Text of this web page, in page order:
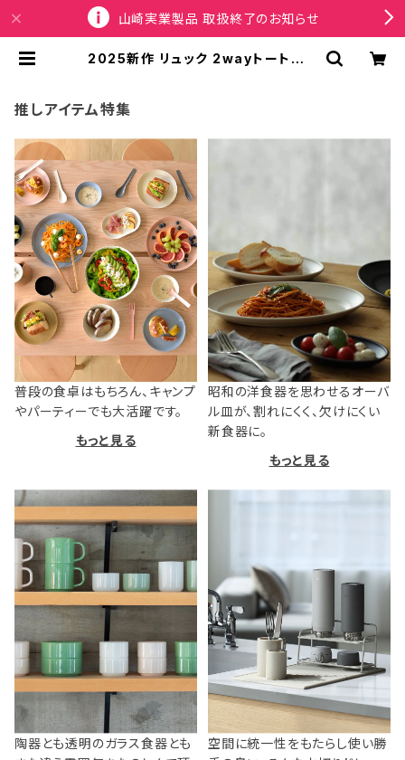
山崎実業製品 取扱終了のお知らせ
2025新作 リュック 2wayトートバッ
ト SN.セオルー.エヌスペシャル-A サ
推しアイテム特集
普段の食卓はもちろん、キャンプ
やパーティーでも大活躍です。
もっと見る
昭和の洋食器を思わせるオーバ
ル皿が、割れにくく、欠けにくい
新食器に。
もっと見る
陶器とも透明のガラス食器とも
空間に統一性をもたらし使い勝